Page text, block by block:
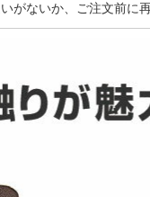
がないか、ご注文前に